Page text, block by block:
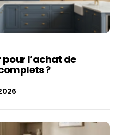
l’achat de
?